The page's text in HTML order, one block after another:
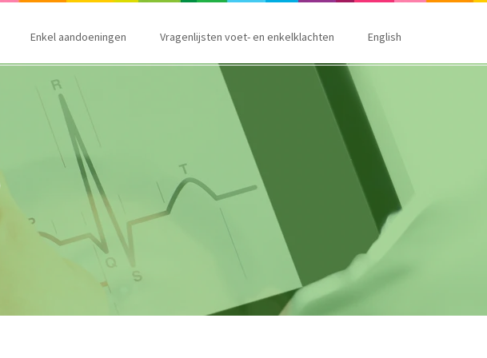
Enkel aandoeningen Vragenlijsten voet- en enkelklachten English